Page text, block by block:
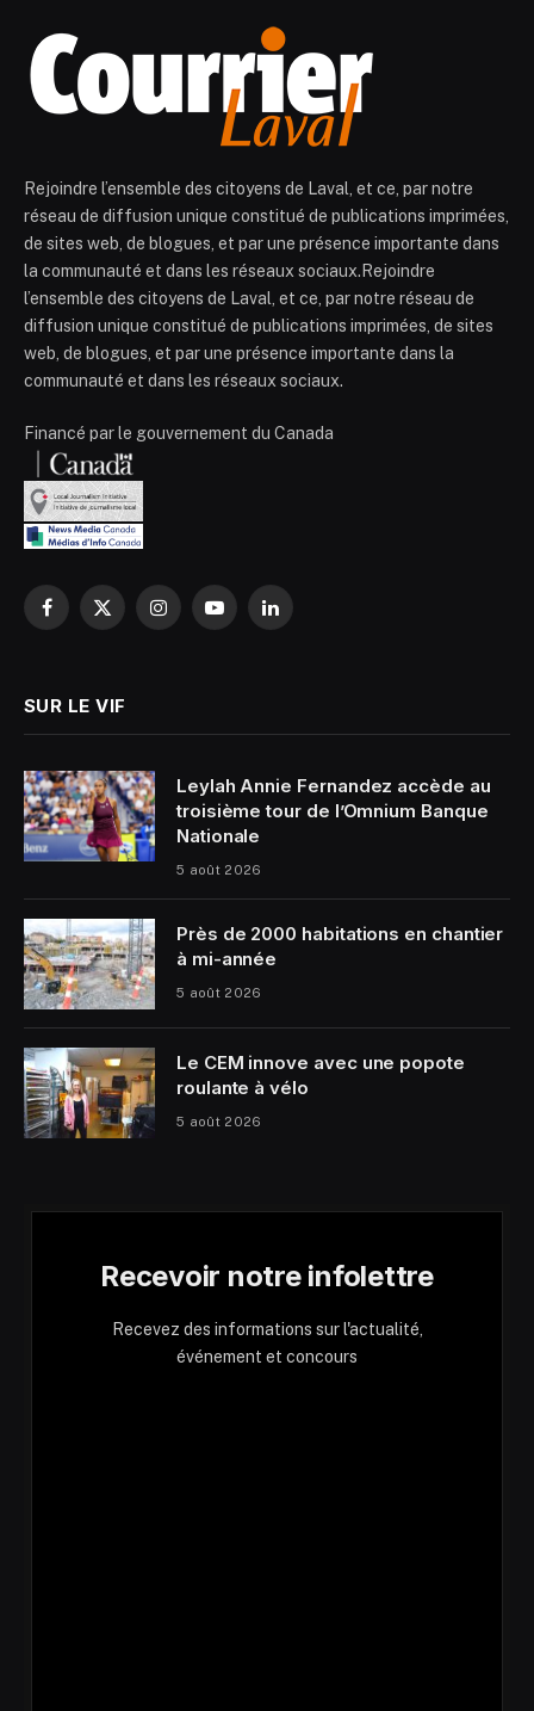
Rejoindre l’ensemble des citoyens de Laval, et ce, par notre
réseau de diffusion unique constitué de publications imprimées,
de sites web, de blogues, et par une présence importante dans
la communauté et dans les réseaux sociaux.Rejoindre
l’ensemble des citoyens de Laval, et ce, par notre réseau de
diffusion unique constitué de publications imprimées, de sites
web, de blogues, et par une présence importante dans la
communauté et dans les réseaux sociaux.
Financé par le gouvernement du Canada
Facebook
X
InstagramYouTubeLinkedIn
SUR LE VIF
Leylah Annie Fernandez accède au
troisième tour de l’Omnium Banque
Nationale
5 août 2026
Près de 2000 habitations en chantier
à mi-année
5 août 2026
Le CEM innove avec une popote
roulante à vélo
5 août 2026
Recevoir notre infolettre
Recevez des informations sur l'actualité,
événement et concours